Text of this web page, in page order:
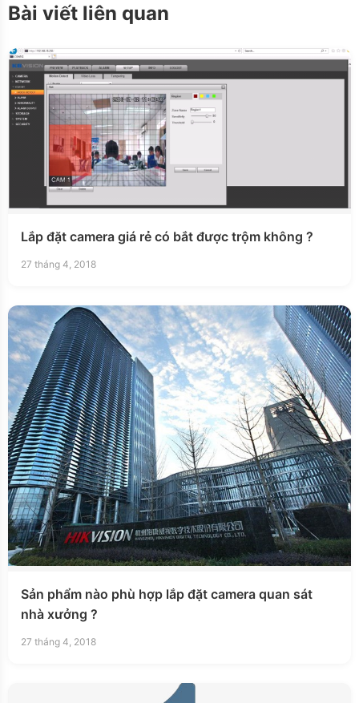
Bài viết liên quan
Lắp đặt camera giá rẻ có bắt được trộm không ?
27 tháng 4, 2018
Sản phẩm nào phù hợp lắp đặt camera quan sát
nhà xưởng ?
27 tháng 4, 2018